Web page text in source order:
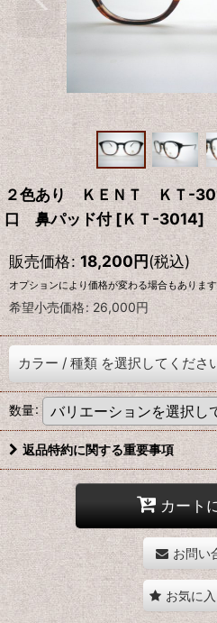
２色あり ＫＥＮＴ ＫＴ-
口 鼻パッド付 [ＫＴ-3014]
販売価格: 18,200円(税込)
オプションにより価格が変わる場合もあります
希望小売価格: 26,000円
カラー / 種類 を選択してくださ
数量:
返品特約に関する重要事項
カート
お問い
お気に